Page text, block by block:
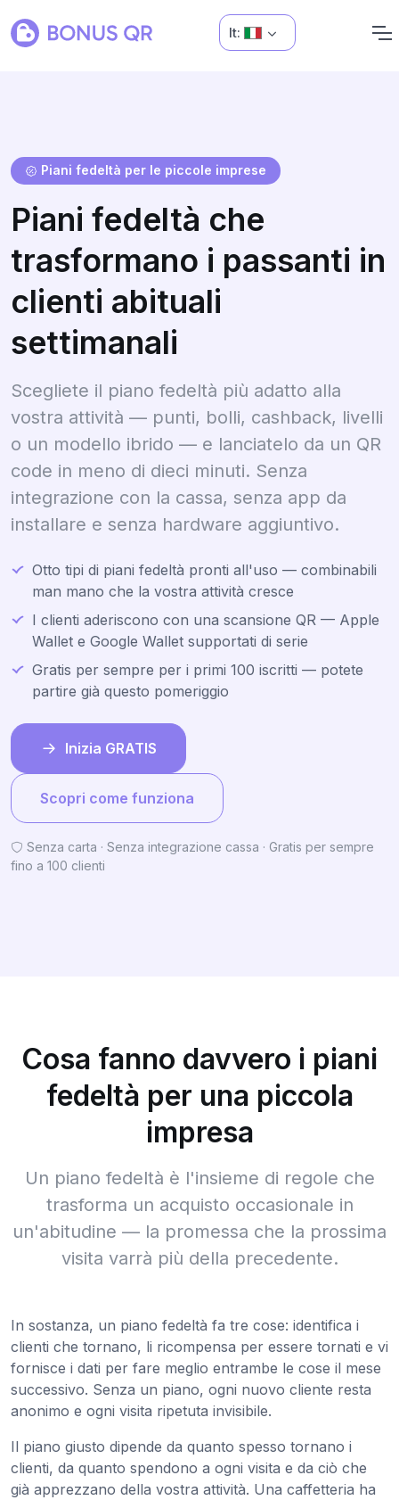
It:
Piani fedeltà per le piccole imprese
Piani fedeltà che
trasformano i passanti in
clienti abituali
settimanali
Scegliete il piano fedeltà più adatto alla
vostra attività — punti, bolli, cashback, livelli
o un modello ibrido — e lanciatelo da un QR
code in meno di dieci minuti. Senza
integrazione con la cassa, senza app da
installare e senza hardware aggiuntivo.
Otto tipi di piani fedeltà pronti all'uso — combinabili
man mano che la vostra attività cresce
I clienti aderiscono con una scansione QR — Apple
Wallet e Google Wallet supportati di serie
Gratis per sempre per i primi 100 iscritti — potete
partire già questo pomeriggio
Inizia GRATIS
Scopri come funziona
Senza carta · Senza integrazione cassa · Gratis per sempre
fino a 100 clienti
Cosa fanno davvero i piani
fedeltà per una piccola
impresa
Un piano fedeltà è l'insieme di regole che
trasforma un acquisto occasionale in
un'abitudine — la promessa che la prossima
visita varrà più della precedente.
In sostanza, un piano fedeltà fa tre cose: identifica i
clienti che tornano, li ricompensa per essere tornati e vi
fornisce i dati per fare meglio entrambe le cose il mese
successivo. Senza un piano, ogni nuovo cliente resta
anonimo e ogni visita ripetuta invisibile.
Il piano giusto dipende da quanto spesso tornano i
clienti, da quanto spendono a ogni visita e da ciò che
già apprezzano della vostra attività. Una caffetteria ha